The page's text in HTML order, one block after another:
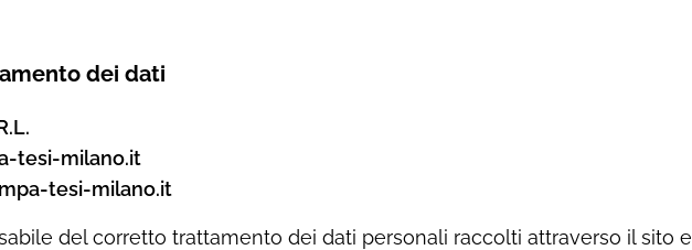
dei dati
tesi-milano.it
tesi-milano.it
del corretto trattamento dei dati personali raccolti attraverso il sito e